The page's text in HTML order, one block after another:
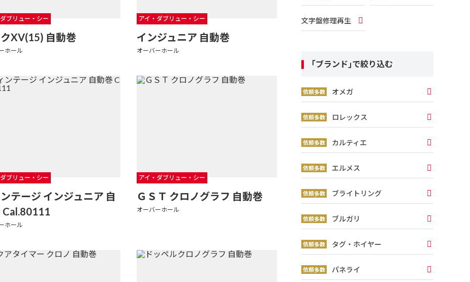
ブリュー・シー
XV(15) 自動巻
ホール
アイ・ダブリュー・シー
インジュニア 自動巻
オーバーホール
ブリュー・シー
テージ インジュニア 自
Cal.80111
ホール
アイ・ダブリュー・シー
ＧＳＴ クロノグラフ 自動巻
オーバーホール
文字盤修理再生
｢ブランド｣で絞り込む
オメガ
ロレックス
カルティエ
エルメス
ブライトリング
ブルガリ
タグ・ホイヤー
パネライ